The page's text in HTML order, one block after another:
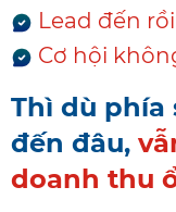
Lead đến
Cơ hội
Thì dù phía
đến đâu,
doanh thu